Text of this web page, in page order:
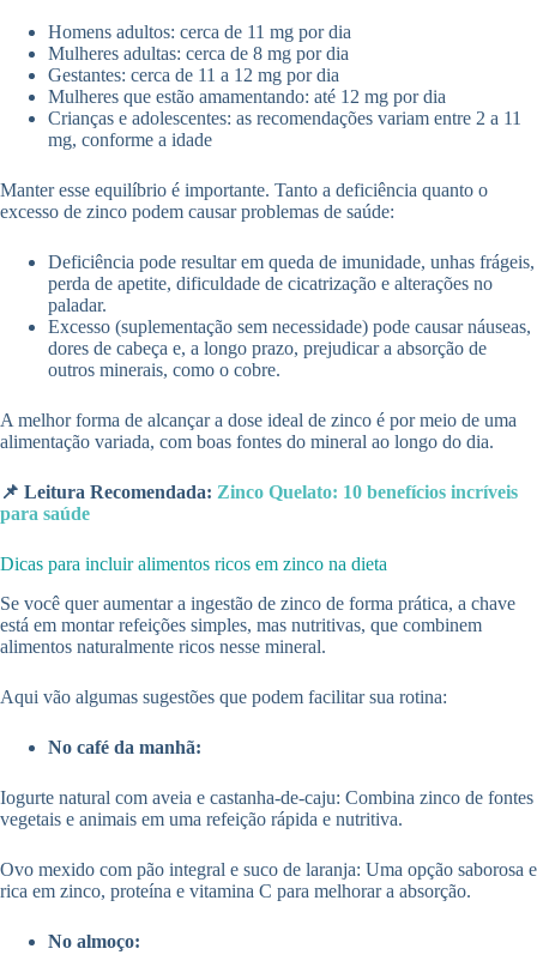
Homens adultos: cerca de 11 mg por dia
Mulheres adultas: cerca de 8 mg por dia
Gestantes: cerca de 11 a 12 mg por dia
Mulheres que estão amamentando: até 12 mg por dia
Crianças e adolescentes: as recomendações variam entre 2 a 11
mg, conforme a idade
Manter esse equilíbrio é importante. Tanto a deficiência quanto o
excesso de zinco podem causar problemas de saúde:
Deficiência pode resultar em queda de imunidade, unhas frágeis,
perda de apetite, dificuldade de cicatrização e alterações no
paladar.
Excesso (suplementação sem necessidade) pode causar náuseas,
dores de cabeça e, a longo prazo, prejudicar a absorção de
outros minerais, como o cobre.
A melhor forma de alcançar a dose ideal de zinco é por meio de uma
alimentação variada, com boas fontes do mineral ao longo do dia.
📌 Leitura Recomendada: Zinco Quelato: 10 benefícios incríveis
para saúde
Dicas para incluir alimentos ricos em zinco na dieta
Se você quer aumentar a ingestão de zinco de forma prática, a chave
está em montar refeições simples, mas nutritivas, que combinem
alimentos naturalmente ricos nesse mineral.
Aqui vão algumas sugestões que podem facilitar sua rotina:
No café da manhã:
Iogurte natural com aveia e castanha-de-caju: Combina zinco de fontes
vegetais e animais em uma refeição rápida e nutritiva.
Ovo mexido com pão integral e suco de laranja: Uma opção saborosa e
rica em zinco, proteína e vitamina C para melhorar a absorção.
No almoço: